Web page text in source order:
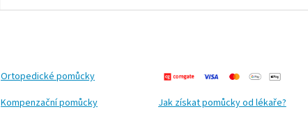
Ortopedické pomůcky
Kompenzační pomůcky
Jak získat pomůcky od lékaře?